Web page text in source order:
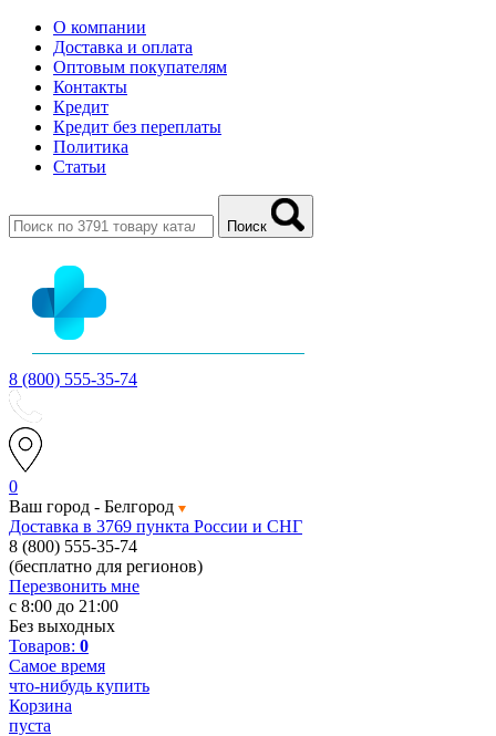
О компании
Доставка и оплата
Оптовым покупателям
Контакты
Кредит
Кредит без переплаты
Политика
Статьи
Поиск
8 (800) 555-35-74
0
Ваш город - Белгород
Доставка в 3769 пункта России и СНГ
8 (800) 555-35-74
(бесплатно для регионов)
Перезвонить мне
с 8:00 до 21:00
Без выходных
Товаров: 0
Самое время
что-нибудь купить
Корзина
пуста